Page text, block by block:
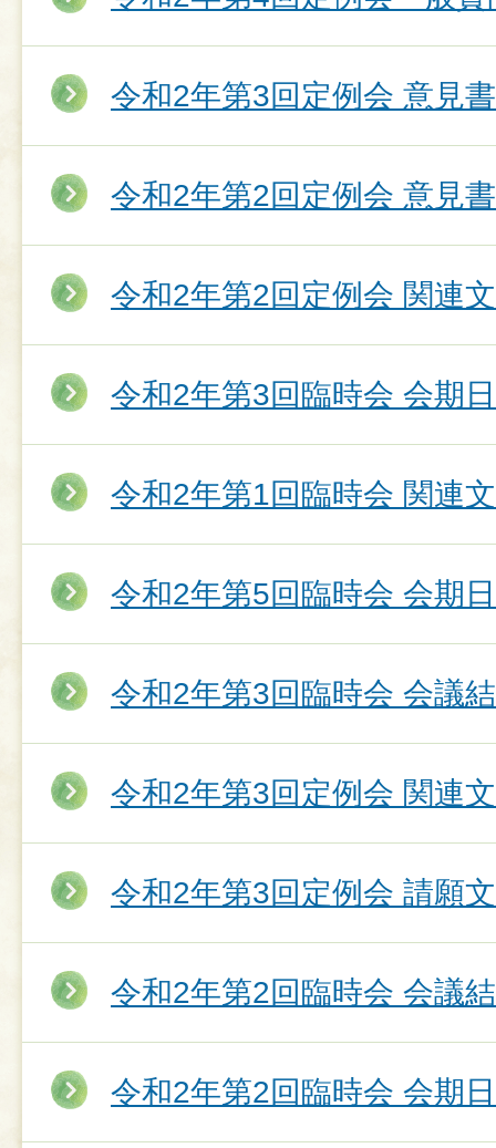
令和2年第3回定例会 意見
令和2年第2回定例会 意見
令和2年第2回定例会 関連
令和2年第3回臨時会 会期
令和2年第1回臨時会 関連
令和2年第5回臨時会 会期
令和2年第3回臨時会 会議
令和2年第3回定例会 関連
令和2年第3回定例会 請願
令和2年第2回臨時会 会議
令和2年第2回臨時会 会期